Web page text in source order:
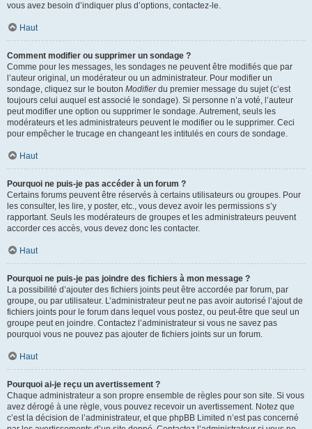
vous avez besoin d’indiquer plus d’options, contactez-le.
Haut
Comment modifier ou supprimer un sondage ?
Comme pour les messages, les sondages ne peuvent être modifiés que par
l’auteur original, un modérateur ou un administrateur. Pour modifier un
sondage, cliquez sur le bouton Modifierdu premier message du sujet (c’est
toujours celui auquel est associé le sondage). Si personne n’a voté, l’auteur
peut modifier une option ou supprimer le sondage. Autrement, seuls les
modérateurs et les administrateurs peuvent le modifier ou le supprimer. Ceci
pour empêcher le trucage en changeant les intitulés en cours de sondage.
Haut
Pourquoi ne puis-je pas accéder à un forum ?
Certains forums peuvent être réservés à certains utilisateurs ou groupes. Pour
les consulter, les lire, y poster, etc., vous devez avoir les permissions s’y
rapportant. Seuls les modérateurs de groupes et les administrateurs peuvent
accorder ces accès, vous devez donc les contacter.
Haut
Pourquoi ne puis-je pas joindre des fichiers à mon message ?
La possibilité d’ajouter des fichiers joints peut être accordée par forum, par
groupe, ou par utilisateur. L’administrateur peut ne pas avoir autorisé l’ajout de
fichiers joints pour le forum dans lequel vous postez, ou peut-être que seul un
groupe peut en joindre. Contactez l’administrateur si vous ne savez pas
pourquoi vous ne pouvez pas ajouter de fichiers joints sur un forum.
Haut
Pourquoi ai-je reçu un avertissement ?
Chaque administrateur a son propre ensemble de règles pour son site. Si vous
avez dérogé à une règle, vous pouvez recevoir un avertissement. Notez que
c’est la décision de l’administrateur, et que phpBB Limited n’est pas concerné